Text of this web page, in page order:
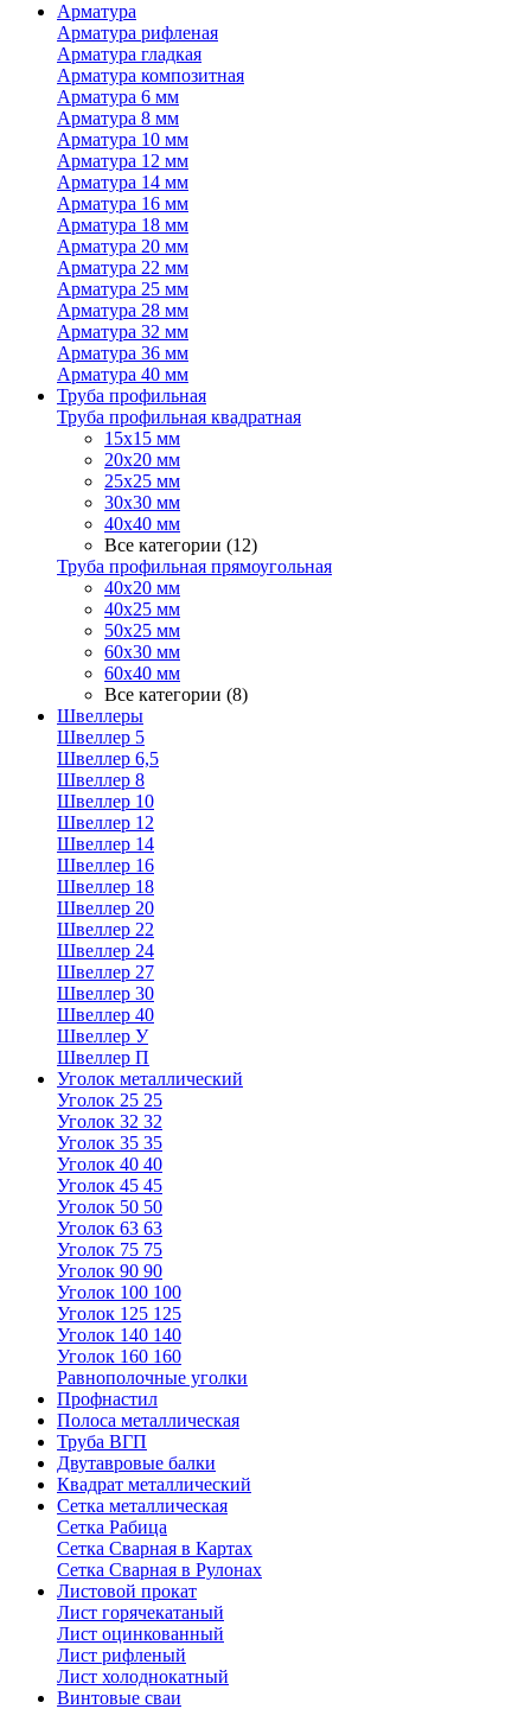
Арматура
Арматура рифленая
Арматура гладкая
Арматура композитная
Арматура 6 мм
Арматура 8 мм
Арматура 10 мм
Арматура 12 мм
Арматура 14 мм
Арматура 16 мм
Арматура 18 мм
Арматура 20 мм
Арматура 22 мм
Арматура 25 мм
Арматура 28 мм
Арматура 32 мм
Арматура 36 мм
Арматура 40 мм
Труба профильная
Труба профильная квадратная
15х15 мм
20х20 мм
25х25 мм
30х30 мм
40х40 мм
Все категории (12)
Труба профильная прямоугольная
40х20 мм
40х25 мм
50х25 мм
60х30 мм
60х40 мм
Все категории (8)
Швеллеры
Швеллер 5
Швеллер 6,5
Швеллер 8
Швеллер 10
Швеллер 12
Швеллер 14
Швеллер 16
Швеллер 18
Швеллер 20
Швеллер 22
Швеллер 24
Швеллер 27
Швеллер 30
Швеллер 40
Швеллер У
Швеллер П
Уголок металлический
Уголок 25 25
Уголок 32 32
Уголок 35 35
Уголок 40 40
Уголок 45 45
Уголок 50 50
Уголок 63 63
Уголок 75 75
Уголок 90 90
Уголок 100 100
Уголок 125 125
Уголок 140 140
Уголок 160 160
Равнополочные уголки
Профнастил
Полоса металлическая
Труба ВГП
Двутавровые балки
Квадрат металлический
Сетка металлическая
Сетка Рабица
Сетка Сварная в Картах
Сетка Сварная в Рулонах
Листовой прокат
Лист горячекатаный
Лист оцинкованный
Лист рифленый
Лист холоднокатный
Винтовые сваи